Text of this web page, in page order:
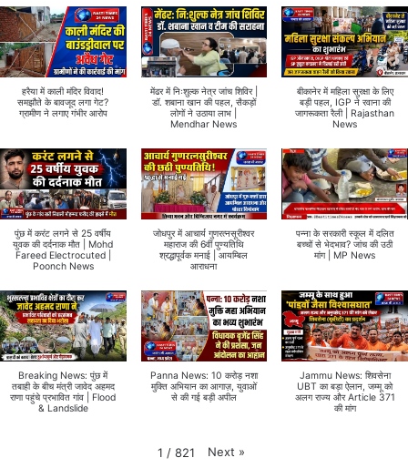
हरैया में काली मंदिर विवाद!
समझौते के बावजूद लगा गेट?
ग्रामीण ने लगाए गंभीर आरोप
मेंढर में निःशुल्क नेत्र जांच शिविर |
डॉ. शबाना खान की पहल, सैकड़ों
लोगों ने उठाया लाभ |
Mendhar News
बीकानेर में महिला सुरक्षा के लिए
बड़ी पहल, IGP ने रवाना की
जागरूकता रैली | Rajasthan
News
पुंछ में करंट लगने से 25 वर्षीय
युवक की दर्दनाक मौत | Mohd
Fareed Electrocuted |
Poonch News
जोधपुर में आचार्य गुणरत्नसूरीश्वर
महाराज की 6वीं पुण्यतिथि
श्रद्धापूर्वक मनाई | आयम्बिल
आराधना
पन्ना के सरकारी स्कूल में दलित
बच्चों से भेदभाव? जांच की उठी
मांग | MP News
Breaking News: पुंछ में
तबाही के बीच मंत्री जावेद अहमद
राणा पहुंचे प्रभावित गांव | Flood
& Landslide
Panna News: 10 करोड़ नशा
मुक्ति अभियान का आगाज़, युवाओं
से की गई बड़ी अपील
Jammu News: शिवसेना
UBT का बड़ा ऐलान, जम्मू को
अलग राज्य और Article 371
की मांग
1 / 821 Next »